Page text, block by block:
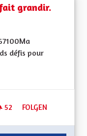
grandir.
défis pour
52 52 FOLLOWER
FOLGEN
LE REPLI SUR SOI